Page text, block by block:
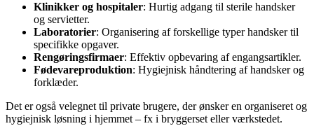
Klinikker og hospitaler: Hurtig adgang til sterile handsker
og servietter.
Laboratorier: Organisering af forskellige typer handsker til
specifikke opgaver.
Rengøringsfirmaer: Effektiv opbevaring af engangsartikler.
Fødevareproduktion: Hygiejnisk håndtering af handsker og
forklæder.
Det er også velegnet til private brugere, der ønsker en organiseret og
hygiejnisk løsning i hjemmet – fx i bryggerset eller værkstedet.